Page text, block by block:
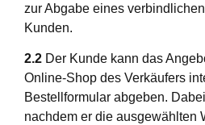
zur Abgabe eines
Kunden.
2.2 Der Kunde kann das
Online-Shop des Verkäufers
Bestellformular abgeben.
nachdem er die ausgewählten